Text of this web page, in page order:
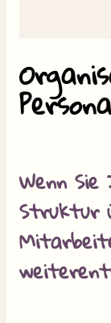
Wenn
Struktur